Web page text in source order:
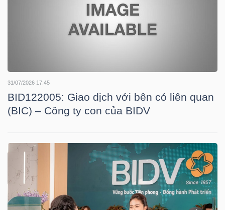
31/07/2026 17:45
BID122005: Giao dịch với bên có liên quan
(BIC) – Công ty con của BIDV
CÔNG
NGHỆ
THÔNG
TIN